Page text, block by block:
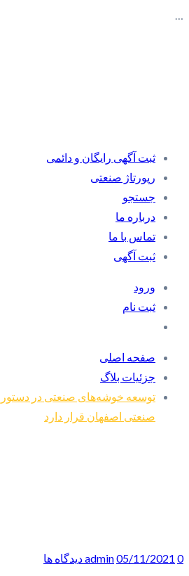
…
ثبت آگهی رایگان و دائمی
رپورتاژ صنعتی
جستجو
درباره ما
تماس با ما
ثبت آگهی
ورود
ثبت نام
صفحه اصلی
جزئیات بلاگ
توسعه خوشه‌های صنعتی در
صنعتی اصفهان قرار دارد
admin05/11/2021 0 دیدگاه ها